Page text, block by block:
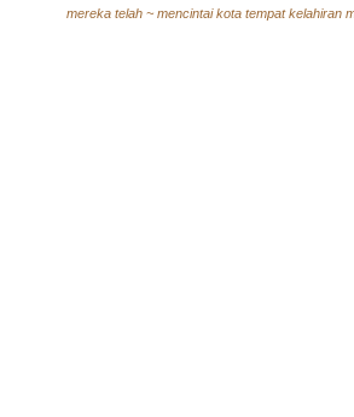
mereka telah ~ mencintai kota tempat kelahiran